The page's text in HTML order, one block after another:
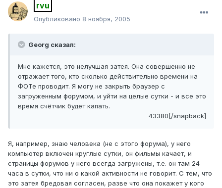
rvu
Опубликовано 8 ноября, 2005
Georg сказал:
Мне кажется, это нелучшая затея. Она совершенно не
отражает того, кто сколько действительно времени на
ФОТе проводит. Я могу не закрыть браузер с
загруженным форумом, и уйти на целые сутки - и все это
время счётчик будет капать.
43380[/snapback]
Я, например, знаю человека (не с этого форума), у него
компьютер включен круглые сутки, он фильмы качает, и
страницы форумов у него всегда загружены, т.е. он там 24
часа в сутки, что ни о какой активности не говорит. С тем, что
это затея бредовая согласен, разве что она покажет у кого